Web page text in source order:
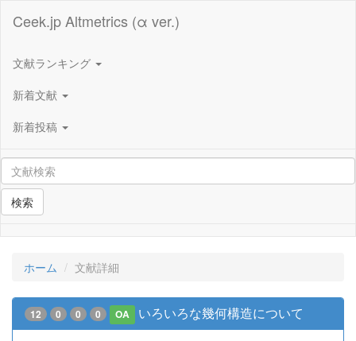
Ceek.jp Altmetrics (α ver.)
文献ランキング
新着文献
新着投稿
検索
ホーム 文献詳細
12 0 0 0 OA いろいろな幾何構造について